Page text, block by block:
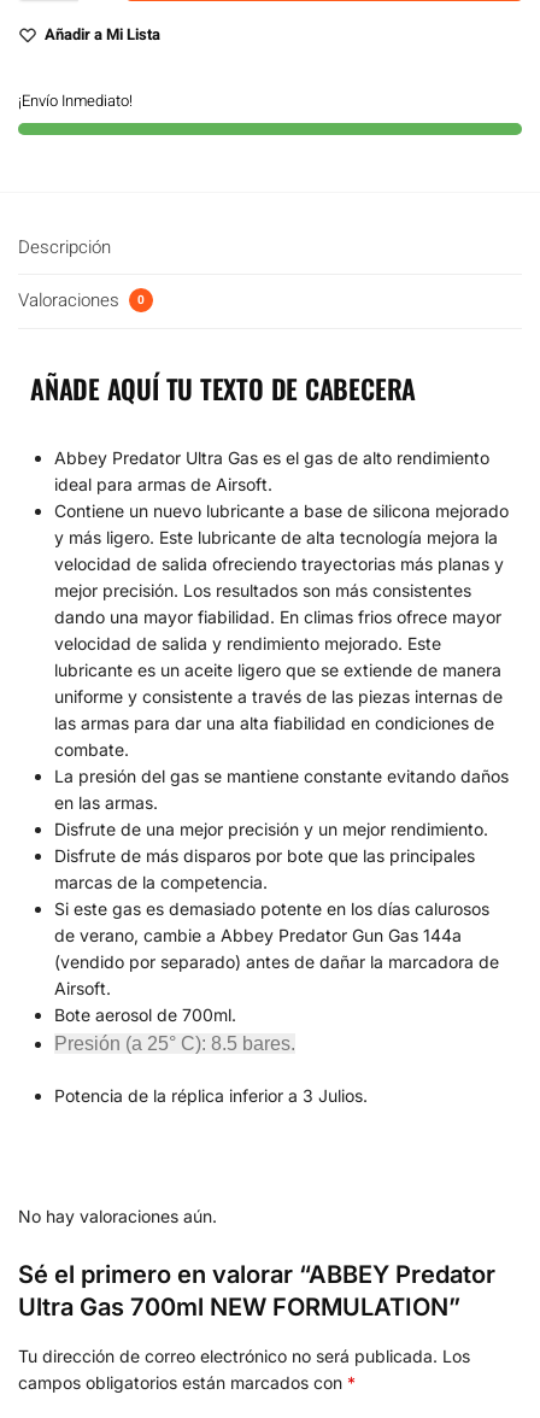
Añadir a Mi Lista
¡Envío Inmediato!
Descripción
Valoraciones 0
AÑADE AQUÍ TU TEXTO DE CABECERA
Abbey Predator Ultra Gas es el gas de alto rendimiento
ideal para armas de Airsoft.
Contiene un nuevo lubricante a base de silicona mejorado
y más ligero. Este lubricante de alta tecnología mejora la
velocidad de salida ofreciendo trayectorias más planas y
mejor precisión. Los resultados son más consistentes
dando una mayor fiabilidad. En climas frios ofrece mayor
velocidad de salida y rendimiento mejorado. Este
lubricante es un aceite ligero que se extiende de manera
uniforme y consistente a través de las piezas internas de
las armas para dar una alta fiabilidad en condiciones de
combate.
La presión del gas se mantiene constante evitando daños
en las armas.
Disfrute de una mejor precisión y un mejor rendimiento.
Disfrute de más disparos por bote que las principales
marcas de la competencia.
Si este gas es demasiado potente en los días calurosos
de verano, cambie a Abbey Predator Gun Gas 144a
(vendido por separado) antes de dañar la marcadora de
Airsoft.
Bote aerosol de 700ml.
Presión (a 25° C): 8.5 bares.
Potencia de la réplica inferior a 3 Julios.
No hay valoraciones aún.
Sé el primero en valorar “ABBEY Predator
Ultra Gas 700ml NEW FORMULATION”
Tu dirección de correo electrónico no será publicada. Los
campos obligatorios están marcados con *